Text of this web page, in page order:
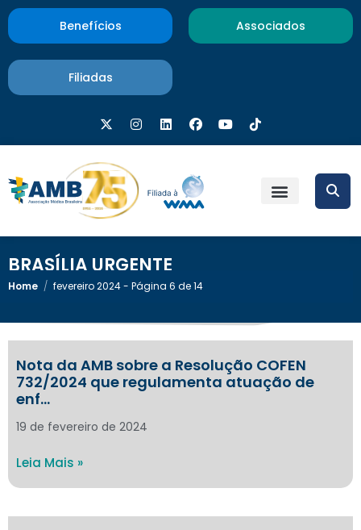
Benefícios Associados
Filiadas
BRASÍLIA URGENTE
Home / fevereiro 2024 - Página 6 de 14
Nota da AMB sobre a Resolução COFEN
732/2024 que regulamenta atuação de
enf…
19 de fevereiro de 2024
Leia Mais »